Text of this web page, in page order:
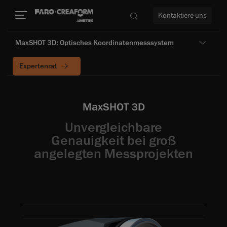
Kontaktiere uns
MaxSHOT 3D: Optisches Koordinatenmesssystem
Expertenrat
MaxSHOT 3D
Unvergleichbare
Genauigkeit bei groß
angelegten Messprojekten